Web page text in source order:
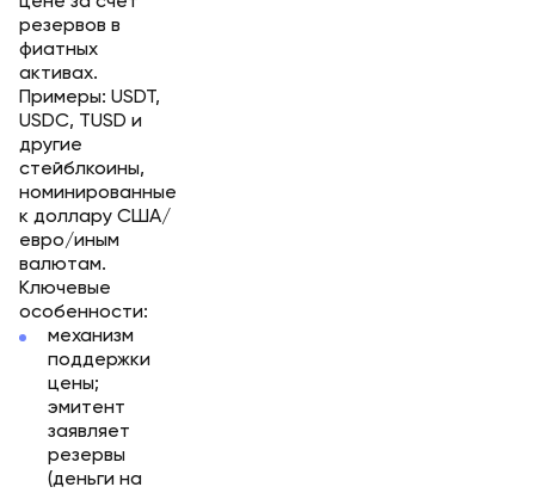
резервов в
фиатных
активах.
Примеры: USDT,
USDC, TUSD и
другие
стейблкоины,
номинированные
к доллару США/
евро/иным
валютам.
Ключевые
особенности:
механизм
поддержки
цены;
эмитент
заявляет
резервы
(деньги на